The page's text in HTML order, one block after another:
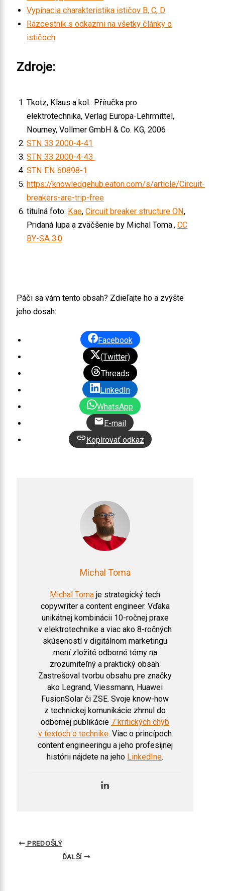
Vypínacia charakteristika ističov B, C, D
Rázcestník s odkazmi na všetky články o
ističoch
Zdroje:
Tkotz, Klaus a kol.: Příručka pro
elektrotechnika, Verlag Europa-Lehrmittel,
Nourney, Vollmer GmbH & Co. KG, 2006
STN 33 2000-4-41
STN 33 2000-4-43
STN EN 60898-1
https://knowledgehub.eaton.com/s/article/Circuit-
breakers-are-trip-free
titulná foto: Kae,Circuit breaker structure ON,
Pridaná lupa a zväčšenie by Michal Toma.,CC
BY-SA 3.0
Páči sa vám tento obsah? Zdieľajte ho a zvýšte
jeho dosah:
Facebook
(Twitter)
Threads
LinkedIn
WhatsApp
E-mail
Kopírovať odkaz
Michal Toma
Michal Toma je strategický tech
copywriter a content engineer. Vďaka
unikátnej kombinácii 10-ročnej praxe
v elektrotechnike a viac ako 8-ročných
skúseností v digitálnom marketingu
mení zložité odborné témy na
zrozumiteľný a praktický obsah.
Zastrešoval tvorbu obsahu pre značky
ako Legrand, Viessmann, Huawei
FusionSolar či ZSE. Svoje know-how
z technickej komunikácie zhrnul do
odbornej publikácie 7 kritických chýb
v textoch o technike. Viac o princípoch
content engineeringu a jeho profesijnej
histórii nájdete na jeho LinkedIne.
PREDOŠLÝ
ĎALŠÍ